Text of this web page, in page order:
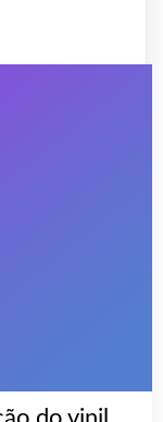
do vinil